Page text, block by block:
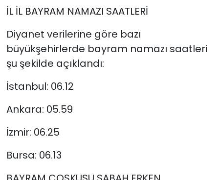
İL İL BAYRAM NAMAZI SAATLERİ
Diyanet verilerine göre bazı
büyükşehirlerde bayram namazı saatleri
şu şekilde açıklandı:
İstanbul: 06.12
Ankara: 05.59
İzmir: 06.25
Bursa: 06.13